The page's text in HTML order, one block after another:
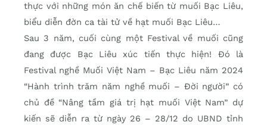
thực với những món ăn chế biến từ muối Bạc Liêu,
biểu diễn đờn ca tài tử về hạt muối Bạc Liêu…
Sau 3 năm, cuối cùng một Festival về muối cũng
đang được Bạc Liêu xúc tiến thực hiện! Đó là
Festival nghề Muối Việt Nam – Bạc Liêu năm 2024
“Hành trình trăm năm nghề muối – Đời người” có
chủ đề “Nâng tầm giá trị hạt muối Việt Nam” dự
kiến sẽ diễn ra từ ngày 26 – 28/12 do UBND tỉnh